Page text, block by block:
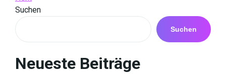
Navigation
Post
Suchen
Suchen
Neueste Beiträge